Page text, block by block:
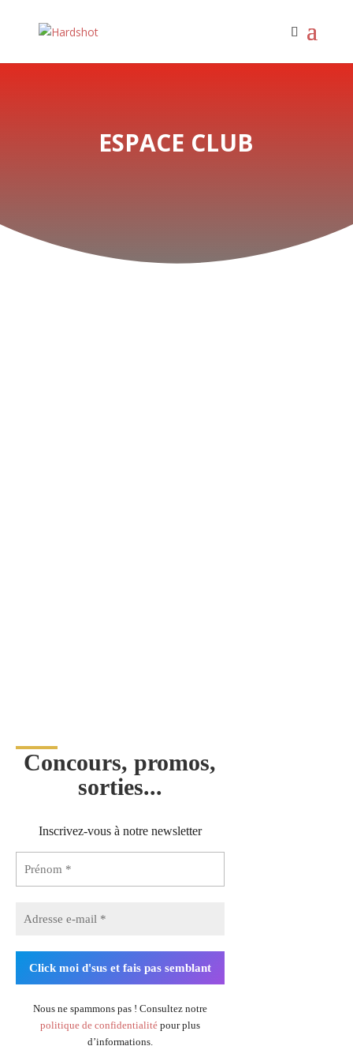
ESPACE CLUB
Concours, promos,
sorties...
Inscrivez-vous à notre newsletter
Nous ne spammons pas ! Consultez notre
politique de confidentialitépour plus
d’informations.